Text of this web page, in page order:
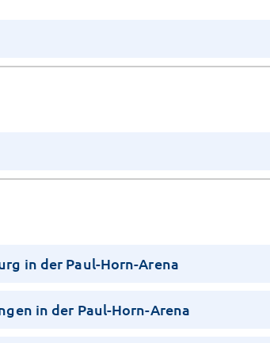
in der Paul-Horn-Arena
in der Paul-Horn-Arena